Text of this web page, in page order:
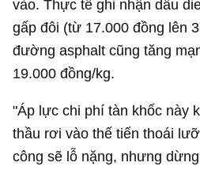
vào. Thực tế ghi nhận dầu
gấp đôi (từ 17.000 đồng lên
đường asphalt cũng tăng
19.000 đồng/kg.
"Áp lực chi phí tàn khốc này
thầu rơi vào thế tiến thoái
công sẽ lỗ nặng, nhưng